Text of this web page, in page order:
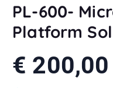
PL-600-
Platform
€ 200,00